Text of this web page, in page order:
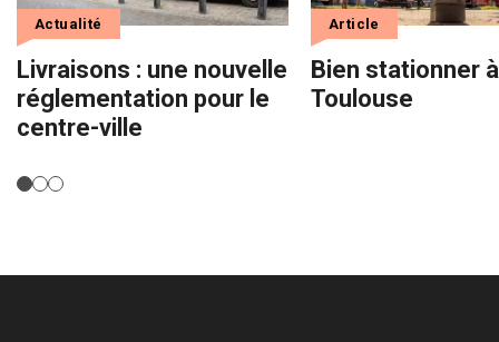
Livraisons : une nouvelle
réglementation pour le
centre-ville
Actualité
Bien stationner à
Toulouse
Article